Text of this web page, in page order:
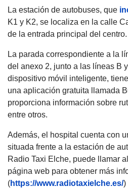
La estación de autobuses, que
K1 y K2, se localiza en la calle
de la entrada principal del centro.
La parada correspondiente a la
del anexo 2, junto a las líneas B
dispositivo móvil inteligente,
una aplicación gratuita llamada
proporciona información sobre
entre otros.
Además, el hospital cuenta con
situada frente a la estación de
Radio Taxi Elche, puede llamar al
página web para obtener más
(https://www.radiotaxielche.es/)